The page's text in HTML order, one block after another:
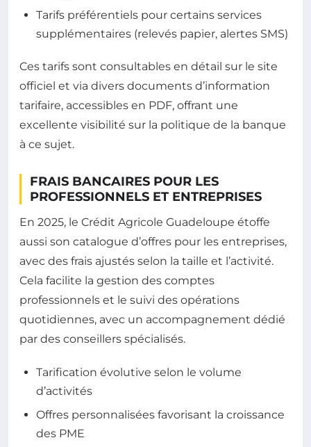
Tarifs préférentiels pour certains services
supplémentaires (relevés papier, alertes SMS)
Ces tarifs sont consultables en détail sur le site
officiel et via divers documents d’information
tarifaire, accessibles en PDF, offrant une
excellente visibilité sur la politique de la banque
à ce sujet.
FRAIS BANCAIRES POUR LES
PROFESSIONNELS ET ENTREPRISES
En 2025, le Crédit Agricole Guadeloupe étoffe
aussi son catalogue d’offres pour les entreprises,
avec des frais ajustés selon la taille et l’activité.
Cela facilite la gestion des comptes
professionnels et le suivi des opérations
quotidiennes, avec un accompagnement dédié
par des conseillers spécialisés.
Tarification évolutive selon le volume
d’activités
Offres personnalisées favorisant la croissance
des PME